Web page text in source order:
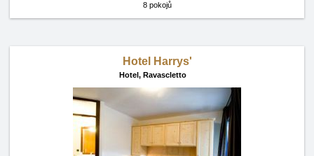
8 pokojů
Hotel Harrys'
Hotel, Ravascletto